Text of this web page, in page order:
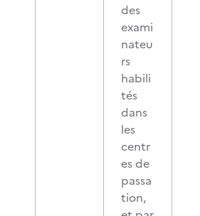
des
exami
nateu
rs
habili
tés
dans
les
centr
es de
passa
tion,